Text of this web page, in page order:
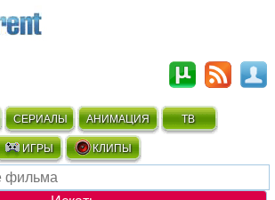
СЕРИАЛЫ АНИМАЦИЯ ТВ
ИГРЫ КЛИПЫ